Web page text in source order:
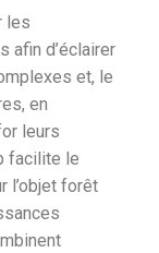
les
afin d’éclairer
et, le
en
leurs
facilite le
l’objet forêt